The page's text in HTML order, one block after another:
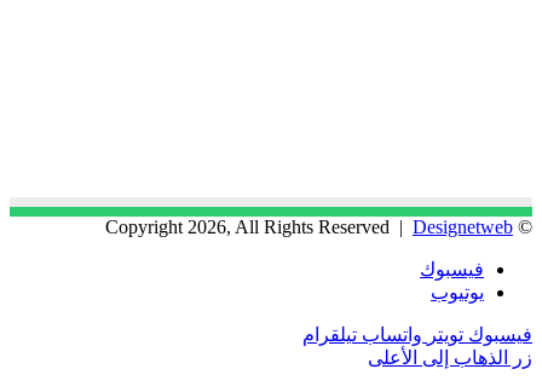
© Copyright 2026, All Rights Reserved |
Designetweb
فيسبوك
يوتيوب
فيسبوك تويتر واتساب تيلقرام
زر الذهاب إلى الأعلى